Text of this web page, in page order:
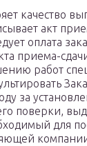
качество
акт
оплата
приема-
работ
за
поверки,
для